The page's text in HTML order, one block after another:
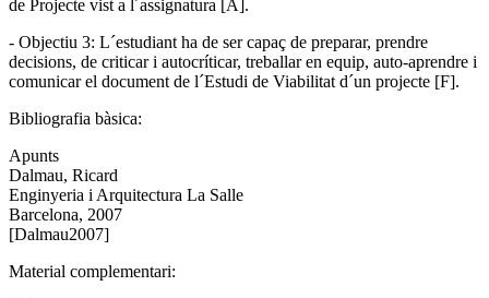
de Projecte vist a l´assignatura [A].
- Objectiu 3: L´estudiant ha de ser capaç de preparar, prendre
decisions, de criticar i autocríticar, treballar en equip, auto-aprendre i
comunicar el document de l´Estudi de Viabilitat d´un projecte [F].
Bibliografia bàsica:
Apunts
Dalmau, Ricard
Enginyeria i Arquitectura La Salle
Barcelona, 2007
[Dalmau2007]
Material complementari: